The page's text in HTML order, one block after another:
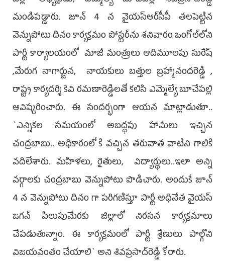
మండిప‌డ్డారు. జూన్ 4 న వైయ‌స్ఆర్‌సీపీ త‌ల‌పెట్టిన
వెన్నుపోటు దినం కార్య‌క్ర‌మం పోస్ట‌ర్‌ను శ‌నివారం ఒంగోల్‌లోని
పార్టీ కార్యాల‌యంలో మాజీ మంత్రులు ఆదిమూలపు సురేష్
,మేరుగ నాగార్జున, నాయ‌కులు బత్తుల బ్ర‌హ్మానంద‌రెడ్డి ,
రాష్ట్ర కార్యదర్శి కెవి రమణారెడ్డిల‌తో క‌లిసి ఎమ్మెల్యే బూచేప‌ల్లి
ఆవిష్క‌రించారు. ఈ సంద‌ర్భంగా ఆయ‌న మాట్లాడుతూ..
`ఎన్నిక‌ల స‌మ‌యంలో అబద్ధపు హామీలు ఇచ్చిన
చంద్ర‌బాబు.. అధికారంలో కి వచ్చిన త‌రువాత వాటిని గాలికి
వదిలేశారు. మహిళలు, రైతులు, విద్యార్థులు..ఇలా అన్ని
వ‌ర్గాల‌కు చంద్ర‌బాబు వెన్నుపోటు పొడిచారు. అందుకే జూన్
4 న వెన్నుపోటు దినం గా పరిగణిస్తూ పార్టీ అధినేత వైయ‌స్
జ‌గన్ పిలుపుమేర‌కు జిల్లాలో నిర‌స‌న కార్య‌క్ర‌మాలు
చేప‌డుతున్నాం. ఈ కార్య‌క్ర‌మంలో పార్టీ శ్రేణులు పాల్గొని
విజ‌య‌వంతం చేయాలి` అని శివ‌ప్ర‌సాద్‌రెడ్డి కోరారు.